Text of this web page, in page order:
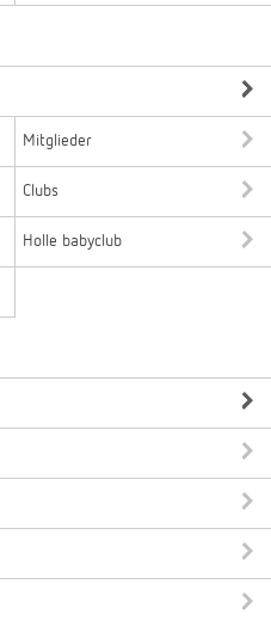
Mitglieder
Clubs
Holle babyclub